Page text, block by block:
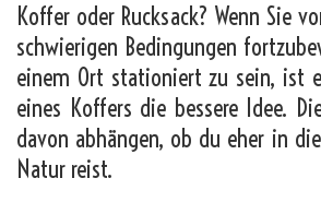
Koffer oder Rucksack? Wenn Sie
schwierigen Bedingungen
einem Ort stationiert zu sein, ist
eines Koffers die bessere Idee.
davon abhängen, ob du eher in
Natur reist.